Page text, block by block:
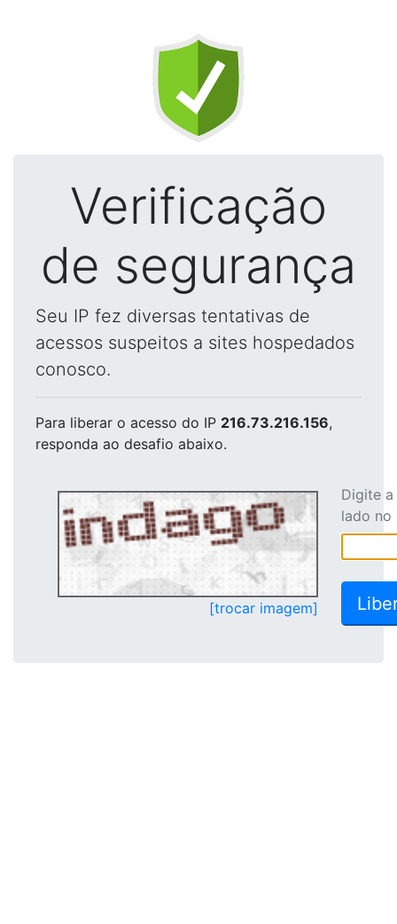
Verificação
de segurança
Seu IP fez diversas tentativas de
acessos suspeitos a sites hospedados
conosco.
Para liberar o acesso do IP 216.73.216.156,
responda ao desafio abaixo.
[trocar imagem]
Digite
lado no